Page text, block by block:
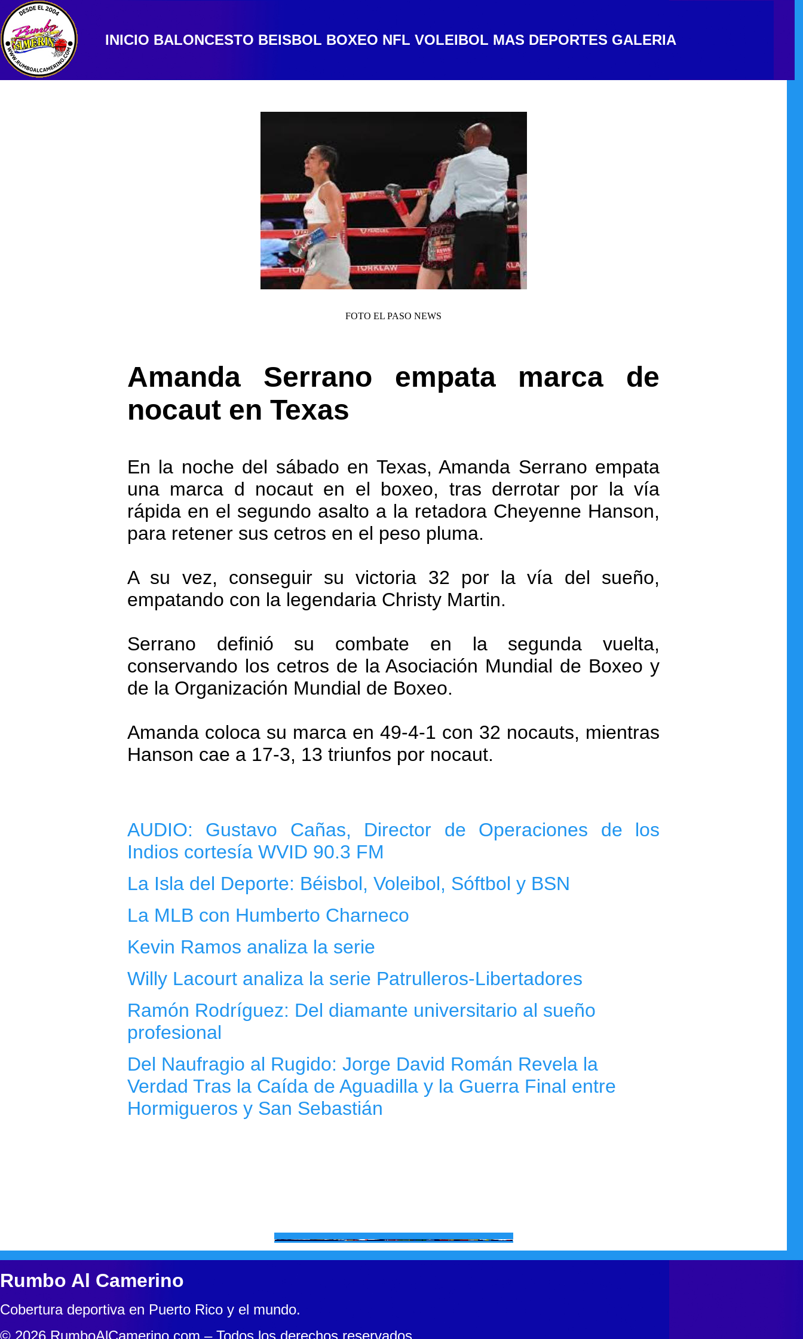
INICIO BALONCESTO BEISBOL BOXEO NFL VOLEIBOL MAS DEPORTES GALERIA
FOTO EL PASO NEWS
Amanda Serrano empata marca de
nocaut en Texas
En la noche del sábado en Texas, Amanda Serrano empata
una marca d nocaut en el boxeo, tras derrotar por la vía
rápida en el segundo asalto a la retadora Cheyenne Hanson,
para retener sus cetros en el peso pluma.
A su vez, conseguir su victoria 32 por la vía del sueño,
empatando con la legendaria Christy Martin.
Serrano definió su combate en la segunda vuelta,
conservando los cetros de la Asociación Mundial de Boxeo y
de la Organización Mundial de Boxeo.
Amanda coloca su marca en 49-4-1 con 32 nocauts, mientras
Hanson cae a 17-3, 13 triunfos por nocaut.
AUDIO: Gustavo Cañas, Director de Operaciones de los
Indios cortesía WVID 90.3 FM
La Isla del Deporte: Béisbol, Voleibol, Sóftbol y BSN
La MLB con Humberto Charneco
Kevin Ramos analiza la serie
Willy Lacourt analiza la serie Patrulleros-Libertadores
Ramón Rodríguez: Del diamante universitario al sueño
profesional
Del Naufragio al Rugido: Jorge David Román Revela la
Verdad Tras la Caída de Aguadilla y la Guerra Final entre
Hormigueros y San Sebastián
Rumbo Al Camerino
Cobertura deportiva en Puerto Rico y el mundo.
© 2026 RumboAlCamerino.com – Todos los derechos reservados.